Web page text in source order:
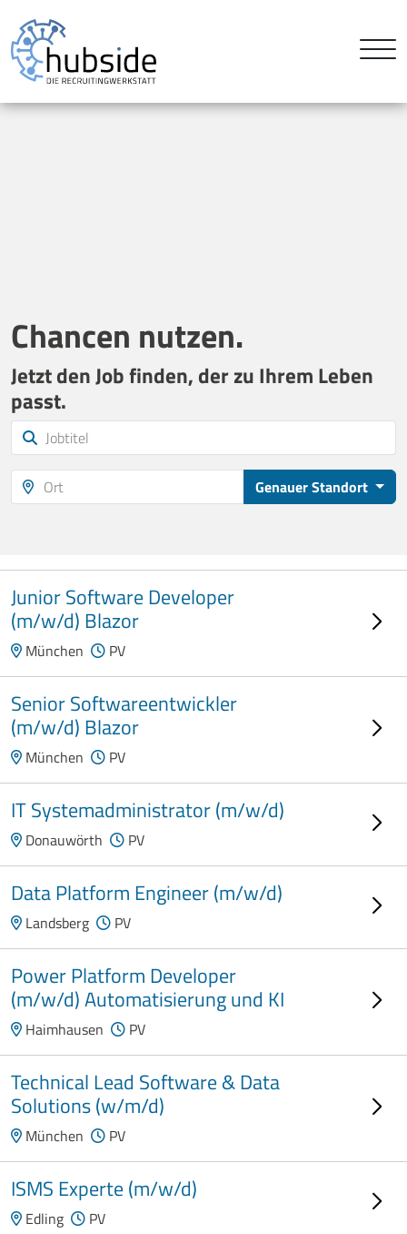
Chancen nutzen.
Jetzt den Job finden, der zu Ihrem Leben
passt.
Genauer Standort
Junior Software Developer
(m/w/d) Blazor
München PV
Senior Softwareentwickler
(m/w/d) Blazor
München PV
IT Systemadministrator (m/w/d)
Donauwörth PV
Data Platform Engineer (m/w/d)
Landsberg PV
Power Platform Developer
(m/w/d) Automatisierung und KI
Haimhausen PV
Technical Lead Software & Data
Solutions (w/m/d)
München PV
ISMS Experte (m/w/d)
Edling PV